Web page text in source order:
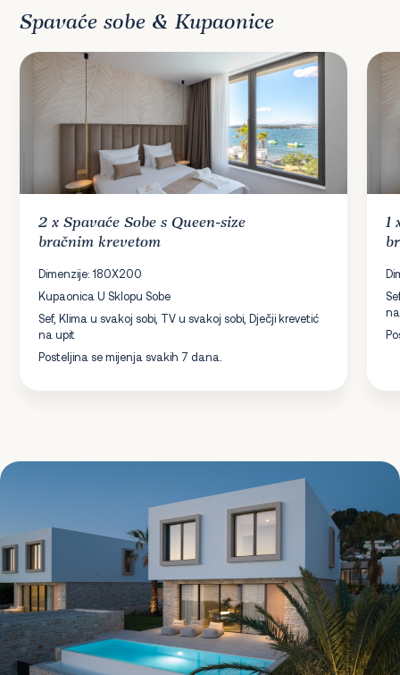
Spavaće sobe & Kupaonice
2 xSpavaće Sobes Queen-size
bračnim krevetom
Dimenzije: 180X200
Kupaonica U Sklopu Sobe
Sef, Klima u svakoj sobi, TV u svakoj sobi, Dječji krevetić
na upit
Posteljina se mijenja svakih 7 dana.
1